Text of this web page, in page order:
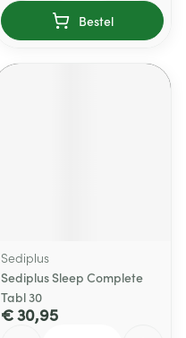
Bestel
Sediplus
Sediplus Sleep Complete
Tabl 30
€ 30,95